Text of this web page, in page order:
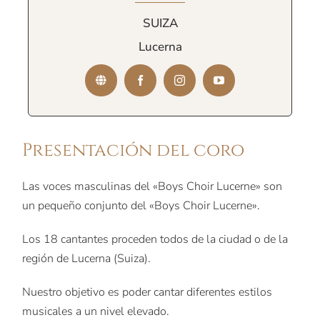
Presentación del coro
Las voces masculinas del «Boys Choir Lucerne» son
un pequeño conjunto del «Boys Choir Lucerne».
Los 18 cantantes proceden todos de la ciudad o de la
región de Lucerna (Suiza).
Nuestro objetivo es poder cantar diferentes estilos
musicales a un nivel elevado.
SUIZA
Lucerna